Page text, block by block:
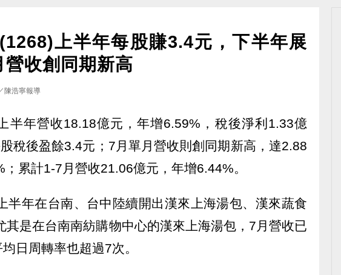
上半年每股賺3.4元，下半年展
營收創同期新高
陳浩寧報導
半年營收18.18億元，年增6.59%，稅後淨利1.33億
稅後盈餘3.4元；7月單月營收則創同期新高，達2.88
累計1-7月營收21.06億元，年增6.44%。
半年在台南、台中陸續開出漢來上海湯包、漢來蔬食
其是在台南南紡購物中心的漢來上海湯包，7月營收已
日周轉率也超過7次。